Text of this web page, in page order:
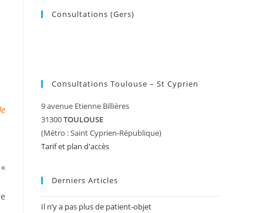
Consultations (Gers)
Consultations Toulouse – St Cyprien
9 avenue Etienne Billières
31300TOULOUSE
(Métro : Saint Cyprien-République)
Tarif et plan d'accès
Derniers Articles
Il n’y a pas plus de patient-objet